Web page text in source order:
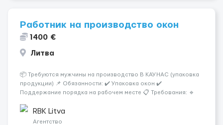
Работник на производство окон
1400 €
Литва
📦 Требуются мужчины на производство В КАУНАС (упаковка
продукции) 📌 Обязанности: ✔️ Упаковка окон ✔️
Поддержание порядка на рабочем месте 📋 Требования: 🔹
Условия работы: 🕐 График: 5/2, по 8–10 часов 💶 Оплата: 7 €
RBK Litva
Агентство